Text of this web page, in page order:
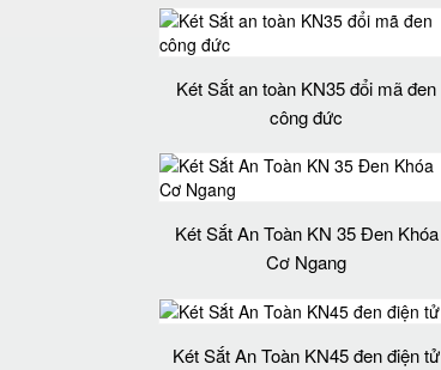
Két Sắt an toàn KN35 đổi mã đen
công đức
Két Sắt An Toàn KN 35 Đen Khóa
Cơ Ngang
Két Sắt An Toàn KN45 đen điện tử